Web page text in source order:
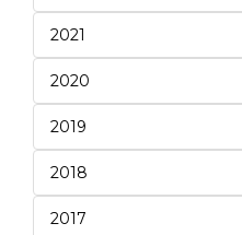
2021
2020
2019
2018
2017